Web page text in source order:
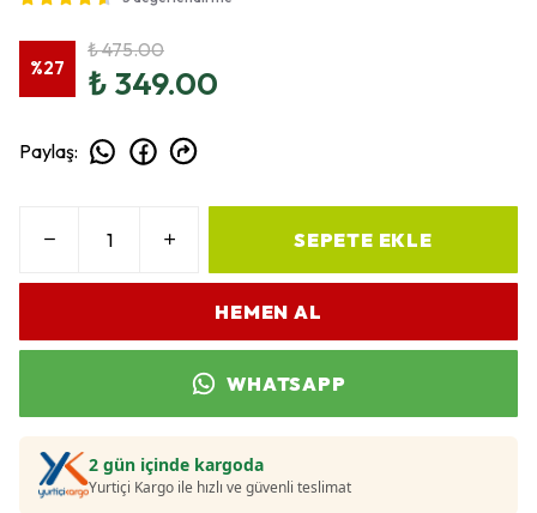
%27
₺ 475.00
₺ 349.00
Paylaş:
SEPETE EKLE
HEMEN AL
WHATSAPP
2 gün içinde kargoda
Yurtiçi Kargo ile hızlı ve güvenli teslimat